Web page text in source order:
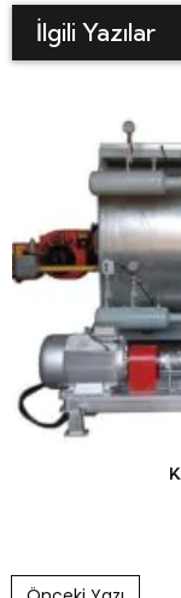
İlgili Yazılar